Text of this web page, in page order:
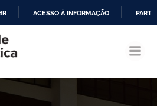
CONTEÚDO
ACESSO À INFORMAÇÃO